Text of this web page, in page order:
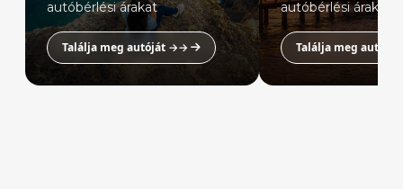
autóbérlési árakat
Találja meg autóját →→
autóbérlési árakat
Találja meg